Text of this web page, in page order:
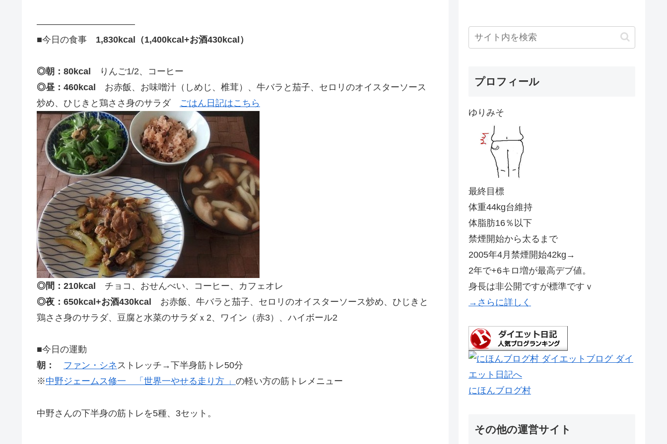
———————————
■今日の食事 1,830kcal（1,400kcal+お酒430kcal）
◎朝：80kcal りんご1/2、コーヒー
◎昼：460kcal お赤飯、お味噌汁（しめじ、椎茸）、牛バラと茄子、セロリのオイスターソース
炒め、ひじきと鶏ささ身のサラダ ごはん日記はこちら
◎間：210kcal チョコ、おせんべい、コーヒー、カフェオレ
◎夜：650kcal+お酒430kcal お赤飯、牛バラと茄子、セロリのオイスターソース炒め、ひじきと
鶏ささ身のサラダ、豆腐と水菜のサラダｘ2、ワイン（赤3）、ハイボール2
■今日の運動
朝：
ファン・シネストレッチ→下半身筋トレ50分
※中野ジェームス修一 「世界一やせる走り方 」 の軽い方の筋トレメニュー
中野さんの下半身の筋トレを5種、3セット。
プロフィール
ゆりみそ
最終目標
体重44kg台維持
体脂肪16％以下
禁煙開始から太るまで
2005年4月禁煙開始42kg→
2年で+6キロ増が最高デブ値。
身長は非公開ですが標準ですｖ
→さらに詳しく
にほんブログ村
その他の運営サイト